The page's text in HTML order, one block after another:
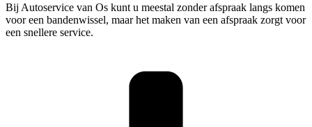
Bij Autoservice van Os kunt u meestal zonder afspraak langs komen
voor een bandenwissel, maar het maken van een afspraak zorgt voor
een snellere service.